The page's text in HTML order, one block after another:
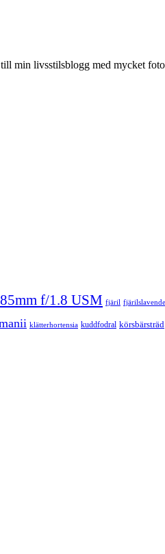
livsstilsblogg med mycket
f/1.8 USM fjäril
klätterhortensia kuddfodral körsbärsträd